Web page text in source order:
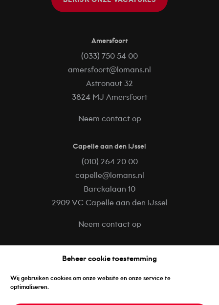
Beheer cookie toestemming
Wij gebruiken cookies om onze website en onze service te
optimaliseren.
Amersfoort
(033) 750 54 00
amersfoort@lomans.nl
Astronaut 32
3824 MJ Amersfoort
Neem contact op
Capelle aan den IJssel
(010) 264 20 00
capelle@lomans.nl
Barckalaan 10
2909 VC Capelle aan den IJssel
Neem contact op
LinkedIn